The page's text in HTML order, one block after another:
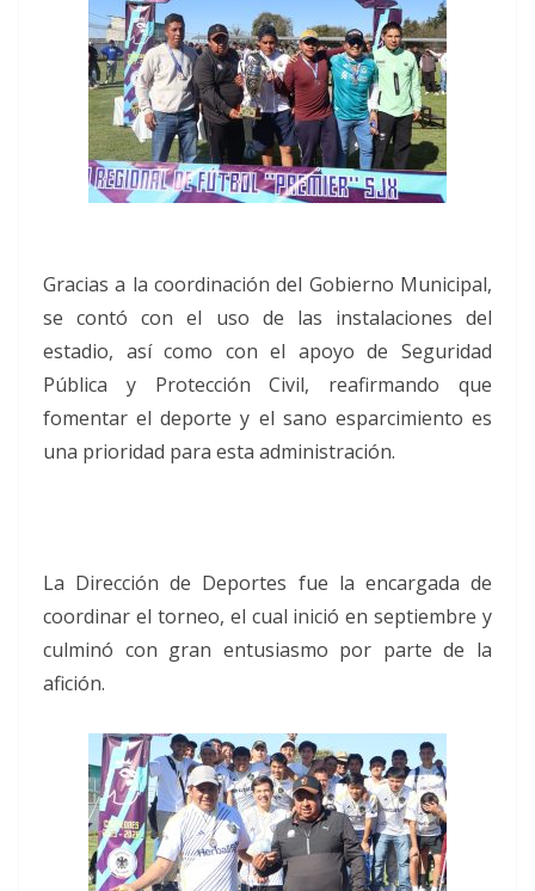
Gracias a la coordinación del Gobierno Municipal,
se contó con el uso de las instalaciones del
estadio, así como con el apoyo de Seguridad
Pública y Protección Civil, reafirmando que
fomentar el deporte y el sano esparcimiento es
una prioridad para esta administración.
La Dirección de Deportes fue la encargada de
coordinar el torneo, el cual inició en septiembre y
culminó con gran entusiasmo por parte de la
afición.